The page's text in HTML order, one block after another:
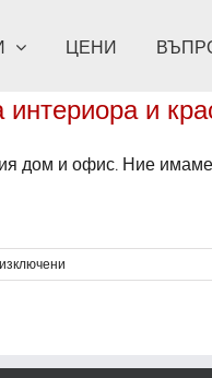
ЦЕНИ
и
дом и офис. Ние
Избора